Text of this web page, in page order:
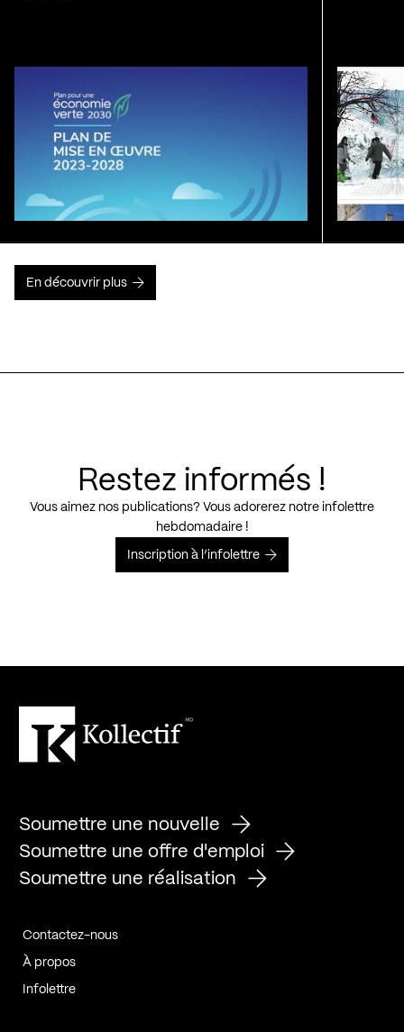
En découvrir plus
Restez informés !
Vous aimez nos publications? Vous adorerez notre infolettre
hebdomadaire !
Inscription à l’infolettre
Soumettre une nouvelle
Soumettre une offre d'emploi
Soumettre une réalisation
Contactez-nous
À propos
Infolettre